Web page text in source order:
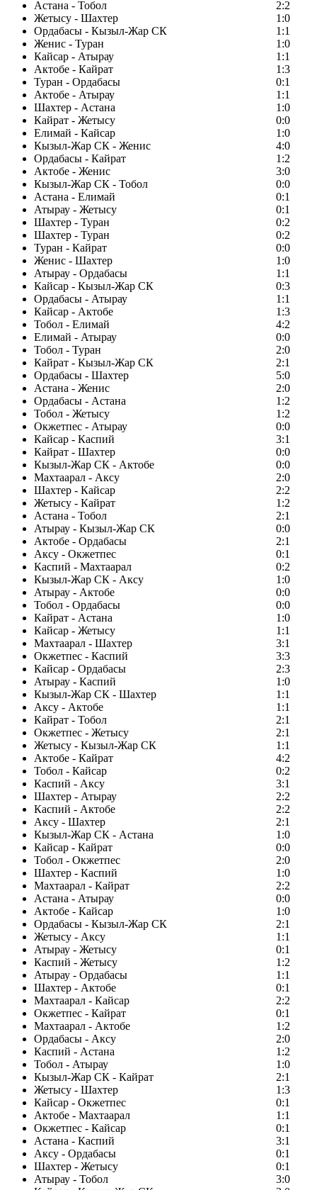
Астана - Тобол
2:2
Жетысу - Шахтер
1:0
Ордабасы - Кызыл-Жар СК
1:1
Женис - Туран
1:0
Кайсар - Атырау
1:1
Актобе - Кайрат
1:3
Туран - Ордабасы
0:1
Актобе - Атырау
1:1
Шахтер - Астана
1:0
Кайрат - Жетысу
0:0
Елимай - Кайсар
1:0
Кызыл-Жар СК - Женис
4:0
Ордабасы - Кайрат
1:2
Актобе - Женис
3:0
Кызыл-Жар СК - Тобол
0:0
Астана - Елимай
0:1
Атырау - Жетысу
0:1
Шахтер - Туран
0:2
Шахтер - Туран
0:2
Туран - Кайрат
0:0
Женис - Шахтер
1:0
Атырау - Ордабасы
1:1
Кайсар - Кызыл-Жар СК
0:3
Ордабасы - Атырау
1:1
Кайсар - Актобе
1:3
Тобол - Елимай
4:2
Елимай - Атырау
0:0
Тобол - Туран
2:0
Кайрат - Кызыл-Жар СК
2:1
Ордабасы - Шахтер
5:0
Астана - Женис
2:0
Ордабасы - Астана
1:2
Тобол - Жетысу
1:2
Окжетпес - Атырау
0:0
Кайсар - Каспий
3:1
Кайрат - Шахтер
0:0
Кызыл-Жар СК - Актобе
0:0
Махтаарал - Аксу
2:0
Шахтер - Кайсар
2:2
Жетысу - Кайрат
1:2
Астана - Тобол
2:1
Атырау - Кызыл-Жар СК
0:0
Актобе - Ордабасы
2:1
Аксу - Окжетпес
0:1
Каспий - Махтаарал
0:2
Кызыл-Жар СК - Аксу
1:0
Атырау - Актобе
0:0
Тобол - Ордабасы
0:0
Кайрат - Астана
1:0
Кайсар - Жетысу
1:1
Махтаарал - Шахтер
3:1
Окжетпес - Каспий
3:3
Кайсар - Ордабасы
2:3
Атырау - Каспий
1:0
Кызыл-Жар СК - Шахтер
1:1
Аксу - Актобе
1:1
Кайрат - Тобол
2:1
Окжетпес - Жетысу
2:1
Жетысу - Кызыл-Жар СК
1:1
Актобе - Кайрат
4:2
Тобол - Кайсар
0:2
Каспий - Аксу
3:1
Шахтер - Атырау
2:2
Каспий - Актобе
2:2
Аксу - Шахтер
2:1
Кызыл-Жар СК - Астана
1:0
Кайсар - Кайрат
0:0
Тобол - Окжетпес
2:0
Шахтер - Каспий
1:0
Махтаарал - Кайрат
2:2
Астана - Атырау
0:0
Актобе - Кайсар
1:0
Ордабасы - Кызыл-Жар СК
2:1
Жетысу - Аксу
1:1
Атырау - Жетысу
0:1
Каспий - Жетысу
1:2
Атырау - Ордабасы
1:1
Шахтер - Актобе
0:1
Махтаарал - Кайсар
2:2
Окжетпес - Кайрат
0:1
Махтаарал - Актобе
1:2
Ордабасы - Аксу
2:0
Каспий - Астана
1:2
Тобол - Атырау
1:0
Кызыл-Жар СК - Кайрат
2:1
Жетысу - Шахтер
1:3
Кайсар - Окжетпес
0:1
Актобе - Махтаарал
1:1
Окжетпес - Кайсар
0:1
Астана - Каспий
3:1
Аксу - Ордабасы
0:1
Шахтер - Жетысу
0:1
Атырау - Тобол
3:0